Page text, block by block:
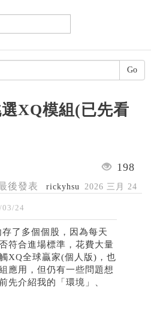
XQ模組(已先看
198
後發表 rickyhsu 2026 三月 24
24
了多個個股，因為每天
符合進場標準，花費大量
XQ全球贏家(個人版)， 也
應用，但仍有一些問題想
先介紹我的「環境」、
Go